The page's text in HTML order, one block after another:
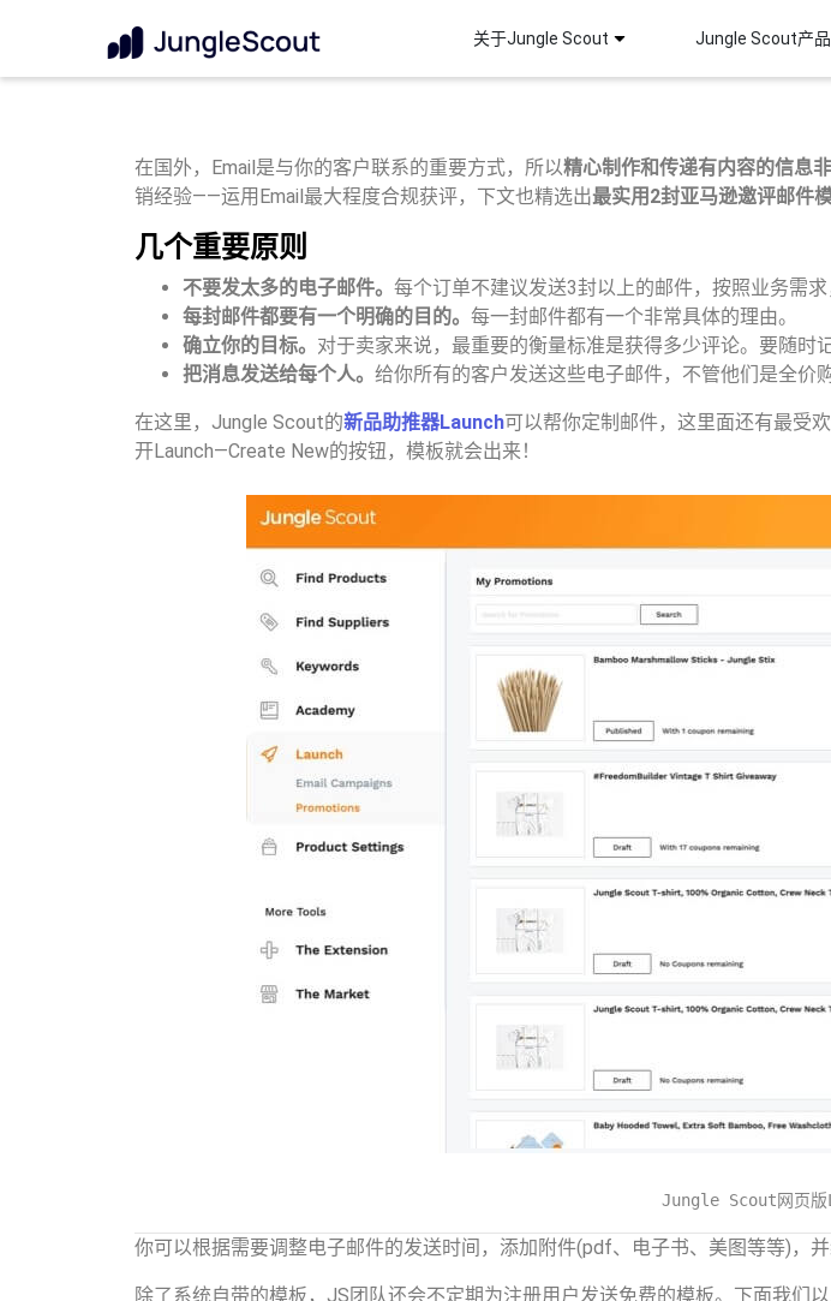
关于Jungle Scout Jungle Scout产品
在国外，Email是与你的客户联系的重要方式，所以精心制作和传递有内容的信息
销经验——运用Email最大程度合规获评，下文也精选出最实用2封亚马逊邀评邮件
几个重要原则
不要发太多的电子邮件。 每个订单不建议发送3封以上的邮件，按照业务需求
每封邮件都要有一个明确的目的。 每一封邮件都有一个非常具体的理由。
确立你的目标。 对于卖家来说，最重要的衡量标准是获得多少评论。要随时
把消息发送给每个人。 给你所有的客户发送这些电子邮件，不管他们是全价
在这里，Jungle Scout的新品助推器Launch可以帮你定制邮件，这里面还有最受
开Launch—Create New的按钮，模板就会出来！
Jungle Scout网页版
你可以根据需要调整电子邮件的发送时间，添加附件(pdf、电子书、美图等等)，并
除了系统自带的模板，JS团队还会不定期为注册用户发送免费的模板。下面我们以